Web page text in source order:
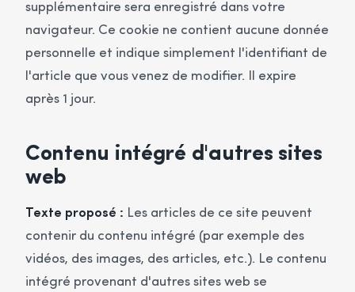
supplémentaire sera enregistré dans votre
navigateur. Ce cookie ne contient aucune donnée
personnelle et indique simplement l'identifiant de
l'article que vous venez de modifier. Il expire
après 1 jour.
Contenu intégré d'autres sites
web
Texte proposé : Les articles de ce site peuvent
contenir du contenu intégré (par exemple des
vidéos, des images, des articles, etc.). Le contenu
intégré provenant d'autres sites web se